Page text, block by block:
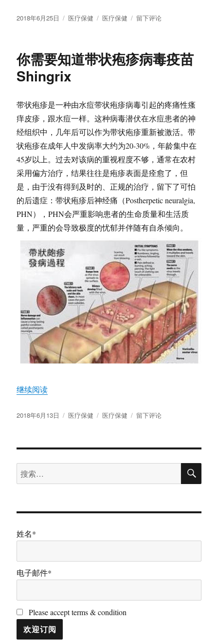
发
2018年6月25日
分
医疗保健
标
医疗保健
于
疹
一
痛
怎
么
办
留下评论
你需要知道带状疱疹病毒疫苗
Shingrix
带状疱疹是一种由水痘带状疱疹病毒引起的疼痛性瘙
痒皮疹，跟水痘一样。这种病毒潜伏在水痘患者的神
经组织中，几年后可以作为带状疱疹重新被激活。带
状疱疹在成年人中发病率大约为20-30%，年龄集中在
45岁以上。过去对该病的重视程度不够，通常在农村
采用偏方治疗，结果往往是疱疹表面是痊愈了，但
是，由于没有得到及时的、正规的治疗，留下了可怕
的后遗症：带状疱疹后神经痛（Postherpetic neuralgia,
PHN），PHN会严重影响患者的生命质量和生活质
量，严重的会导致极度的忧郁并伴随有自杀倾向。
继续阅读“你需要知道带状疱疹病毒疫苗Shingrix”
发
2018年6月13日
分
医疗保健
标
医疗保健
于
道
状
留下评论
搜
索：
搜
姓名*
电子邮件*
Please accept terms & condition